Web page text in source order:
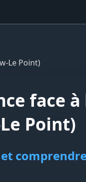
Le Point)
face
Point)
et